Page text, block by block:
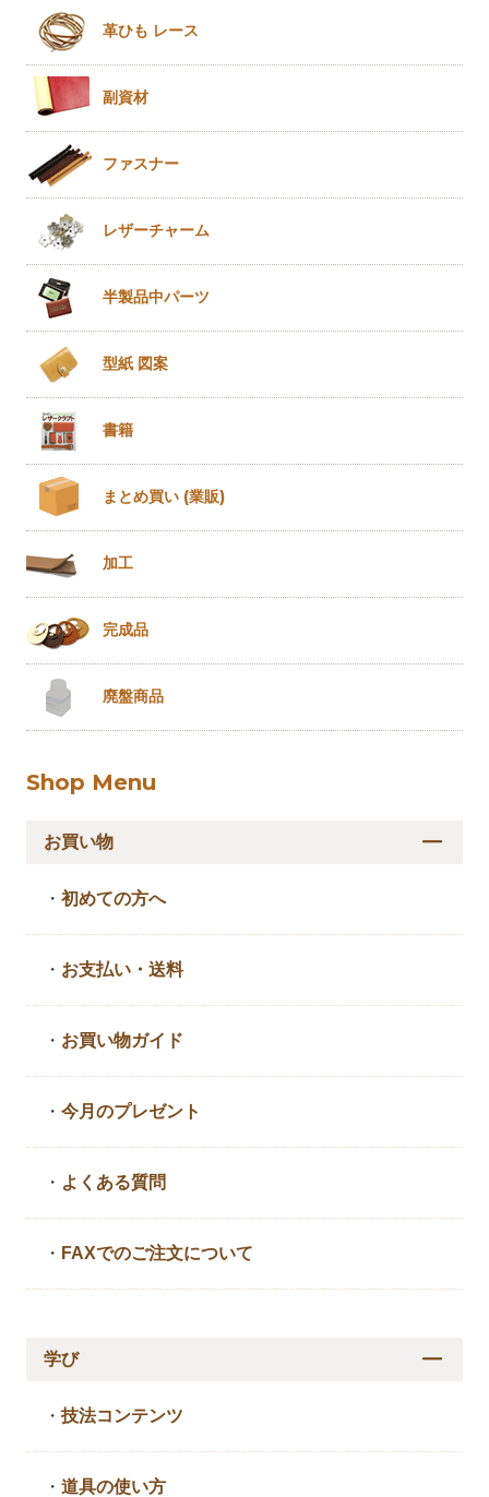
革ひも レース
副資材
ファスナー
レザーチャーム
半製品中パーツ
型紙 図案
書籍
まとめ買い (業販)
加工
完成品
廃盤商品
Shop Menu
お買い物
・初めての方へ
・ お支払い・送料
・ お買い物ガイド
・今月のプレゼント
・ よくある質問
・ FAXでのご注文について
学び
・技法コンテンツ
・道具の使い方